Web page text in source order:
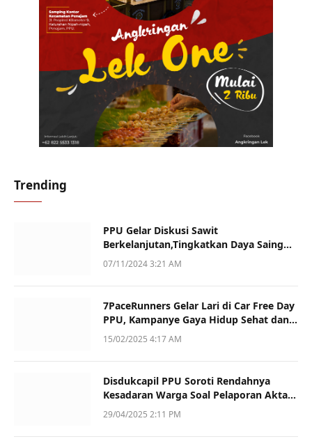
Trending
PPU Gelar Diskusi Sawit
Berkelanjutan,Tingkatkan Daya Saing
dan Kualitas
07/11/2024 3:21 AM
7PaceRunners Gelar Lari di Car Free Day
PPU, Kampanye Gaya Hidup Sehat dan
Dukung UMKM
15/02/2025 4:17 AM
Disdukcapil PPU Soroti Rendahnya
Kesadaran Warga Soal Pelaporan Akta
Kematian
29/04/2025 2:11 PM